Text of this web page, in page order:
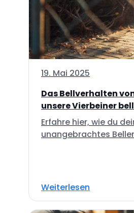
19. Mai 2025
Das Bellverhalten
unsere Vierbeiner
Erfahre hier, wie du
unangebrachtes
Weiterlesen